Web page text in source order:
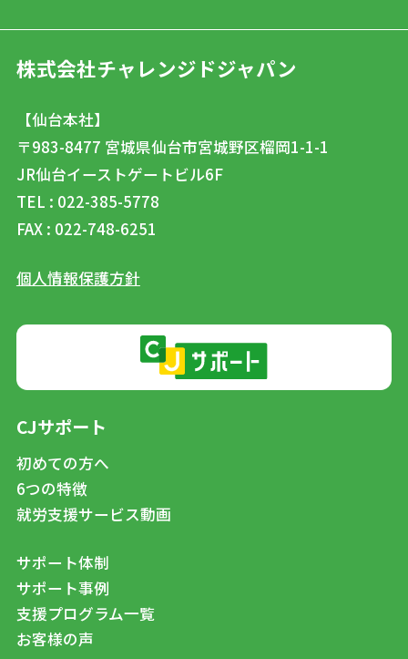
株式会社チャレンジドジャパン
【仙台本社】
〒983-8477 宮城県仙台市宮城野区榴岡1-1-1
JR仙台イーストゲートビル6F
TEL : 022-385-5778
FAX : 022-748-6251
個人情報保護方針
CJサポート
初めての方へ
6つの特徴
就労支援サービス動画
サポート体制
サポート事例
支援プログラム一覧
お客様の声